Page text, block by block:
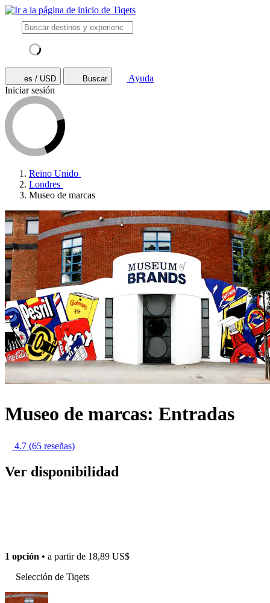
es / USD Buscar
Ayuda
Iniciar sesión
Reino Unido
Londres
Museo de marcas
Museo de marcas: Entradas
4.7 (65 reseñas)
Ver disponibilidad
1 opción • a partir de 18,89 US$
Selección de Tiqets